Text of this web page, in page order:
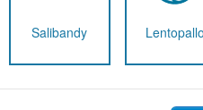
Salibandy Lentopallo